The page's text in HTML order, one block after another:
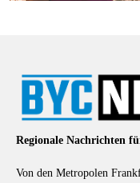
Regionale Nachrichten
Von den Metropolen